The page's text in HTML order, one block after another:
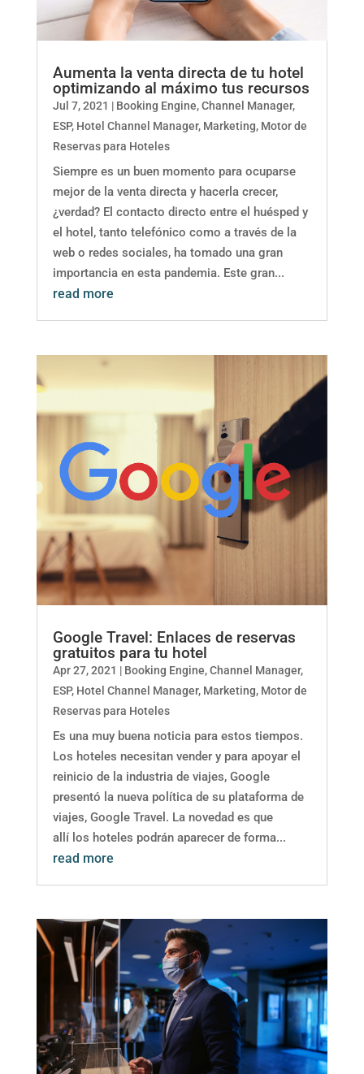
Aumenta la venta directa de tu hotel
optimizando al máximo tus recursos
Jul 7, 2021 | Booking Engine,Channel Manager,
ESP, Hotel Channel Manager, Marketing, Motor de
Reservas para Hoteles
Siempre es un buen momento para ocuparse
mejor de la venta directa y hacerla crecer,
¿verdad? El contacto directo entre el huésped y
el hotel, tanto telefónico como a través de la
web o redes sociales, ha tomado una gran
importancia en esta pandemia. Este gran...
read more
Google Travel: Enlaces de reservas
gratuitos para tu hotel
Apr 27, 2021 | Booking Engine,Channel Manager,
ESP, Hotel Channel Manager, Marketing, Motor de
Reservas para Hoteles
Es una muy buena noticia para estos tiempos.
Los hoteles necesitan vender y para apoyar el
reinicio de la industria de viajes, Google
presentó la nueva política de su plataforma de
viajes, Google Travel. La novedad es que
allí los hoteles podrán aparecer de forma...
read more